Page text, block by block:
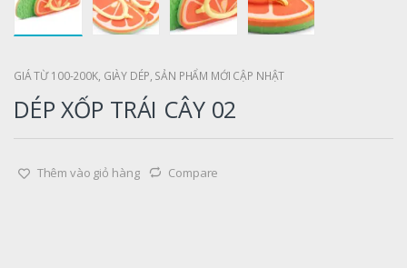
GIÁ TỪ 100-200K, GIÀY DÉP, SẢN PHẨM MỚI CẬP NHẬT
DÉP XỐP TRÁI CÂY 02
Thêm vào giỏ hàng Compare